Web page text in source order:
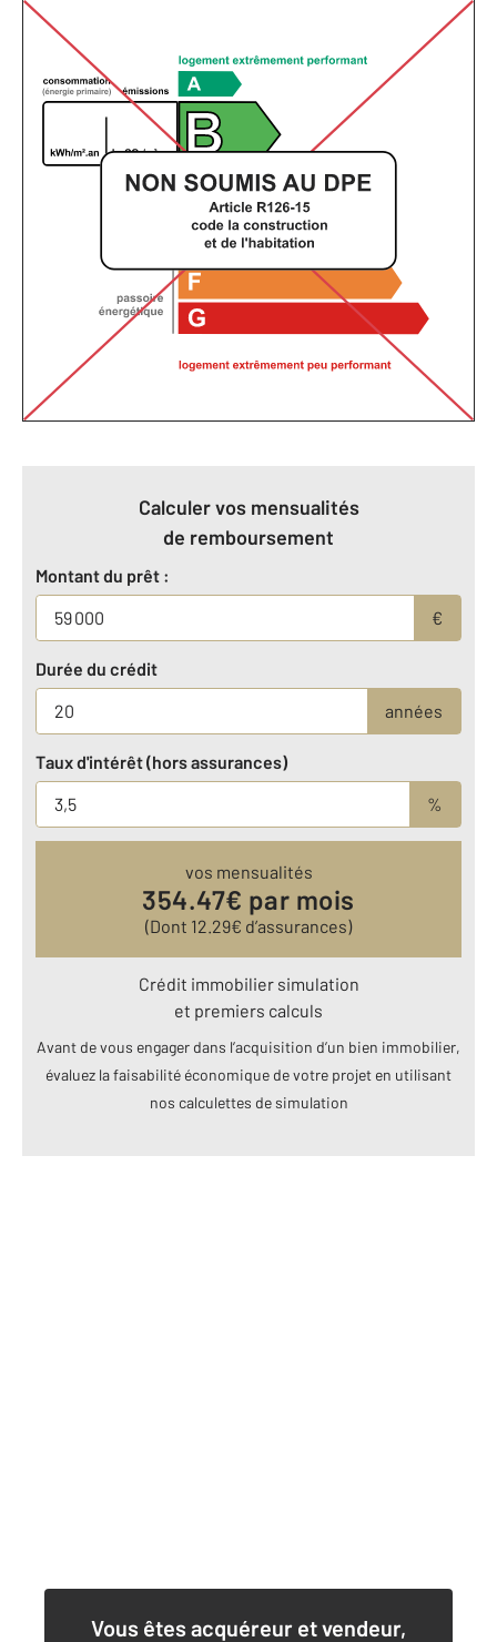
Calculer vos mensualités
de remboursement
Montant du prêt :
€
Durée du crédit
années
Taux d'intérêt (hors assurances)
%
vos mensualités
354.47€ par mois
(Dont 12.29€ d’assurances)
Crédit immobilier simulation
et premiers calculs
Avant de vous engager dans l’acquisition d’un bien immobilier,
évaluez la faisabilité économique de votre projet en utilisant
nos calculettes de simulation
Vous êtes acquéreur et vendeur,